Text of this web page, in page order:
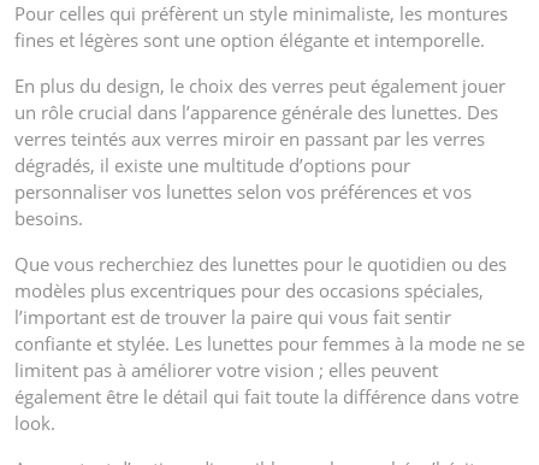
Pour celles qui préfèrent un style minimaliste, les montures
fines et légères sont une option élégante et intemporelle.
En plus du design, le choix des verres peut également jouer
un rôle crucial dans l’apparence générale des lunettes. Des
verres teintés aux verres miroir en passant par les verres
dégradés, il existe une multitude d’options pour
personnaliser vos lunettes selon vos préférences et vos
besoins.
Que vous recherchiez des lunettes pour le quotidien ou des
modèles plus excentriques pour des occasions spéciales,
l’important est de trouver la paire qui vous fait sentir
confiante et stylée. Les lunettes pour femmes à la mode ne se
limitent pas à améliorer votre vision ; elles peuvent
également être le détail qui fait toute la différence dans votre
look.